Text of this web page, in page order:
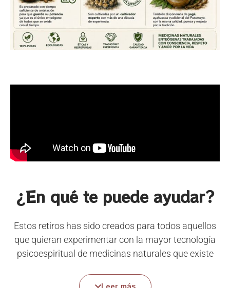
¿En qué te puede ayudar?
Estos retiros has sido creados para todos aquellos
que quieran experimentar con la mayor tecnología
psicoespiritual de medicinas naturales que existe
experimentadosy la creación colectiva